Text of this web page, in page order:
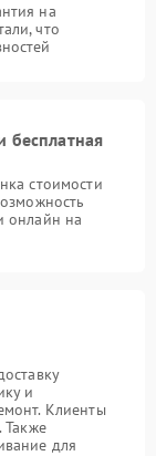
на
что
бесплатная
стоимости
онлайн на
и
Клиенты
Также
для